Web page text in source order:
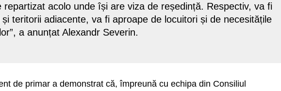
repartizat acolo unde își are viza de reședință. Respectiv, va fi
teritorii adiacente, va fi aproape de locuitori și de necesitățile
lor”, a anunțat Alexandr Severin.
de primar a demonstrat că, împreună cu echipa din Consiliul